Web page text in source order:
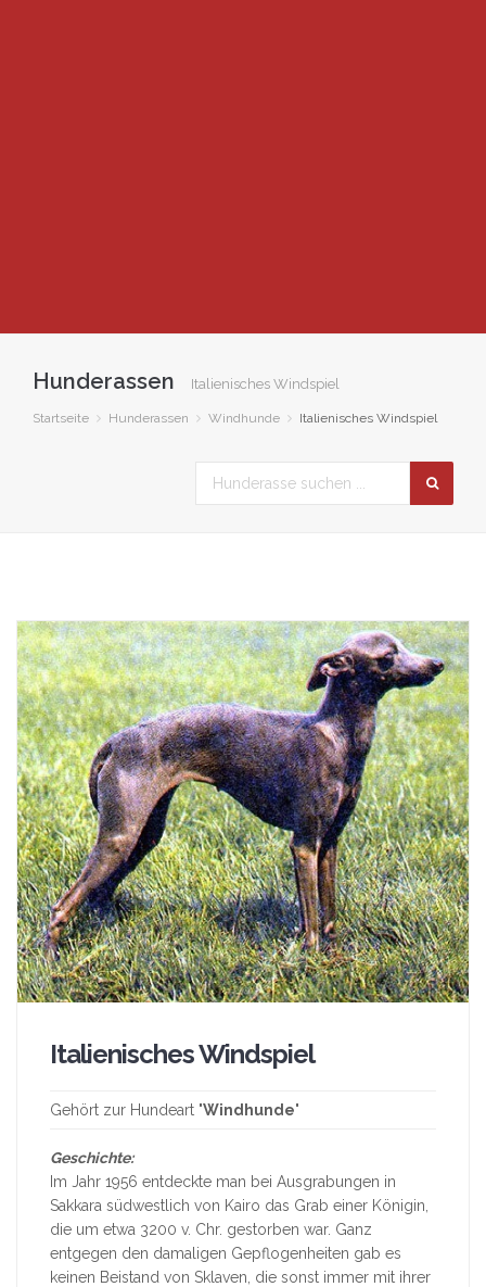
Hunderassen Italienisches Windspiel
Startseite Hunderassen Windhunde Italienisches Windspiel
Italienisches Windspiel
Gehört zur Hundeart "Windhunde"
Geschichte:
Im Jahr 1956 entdeckte man bei Ausgrabungen in
Sakkara südwestlich von Kairo das Grab einer Königin,
die um etwa 3200 v. Chr. gestorben war. Ganz
entgegen den damaligen Gepflogenheiten gab es
keinen Beistand von Sklaven, die sonst immer mit ihrer